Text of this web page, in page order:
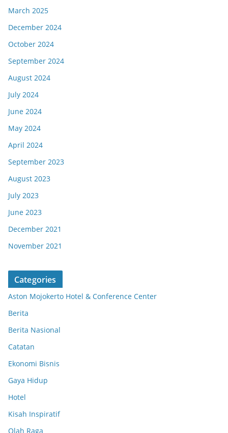
March 2025
December 2024
October 2024
September 2024
August 2024
July 2024
June 2024
May 2024
April 2024
September 2023
August 2023
July 2023
June 2023
December 2021
November 2021
Categories
Aston Mojokerto Hotel & Conference Center
Berita
Berita Nasional
Catatan
Ekonomi Bisnis
Gaya Hidup
Hotel
Kisah Inspiratif
Olah Raga